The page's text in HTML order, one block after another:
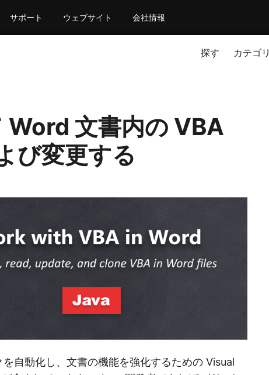
サポート ウェブサイト 会社情報
探す カテゴリ
Word 文書内の VBA
び変更する
自動化し、文書の機能を強化するための Visual